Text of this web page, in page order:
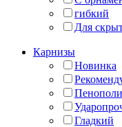
гибкий
Для
Карнизы
Новинка
Гладкий